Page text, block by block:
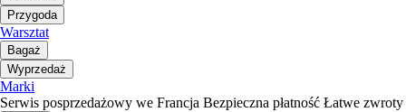
Przygoda
Warsztat
Bagaż
Wyprzedaż
Marki
Serwis posprzedażowy we Francja Bezpieczna płatność Łatwe zwroty